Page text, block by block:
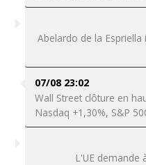
Abelardo de la
07/08 23:02
Wall Street clôture en
Nasdaq +1,30%, S&P
L'UE demande